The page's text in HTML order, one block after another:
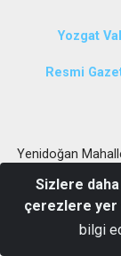
Yozgat
Resmi
Yenidoğan
0 (354) 415 10
Sizlere
çerezlere yer
bilgi